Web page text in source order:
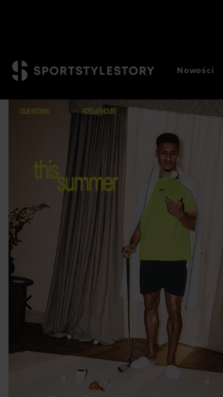
Nowości
<